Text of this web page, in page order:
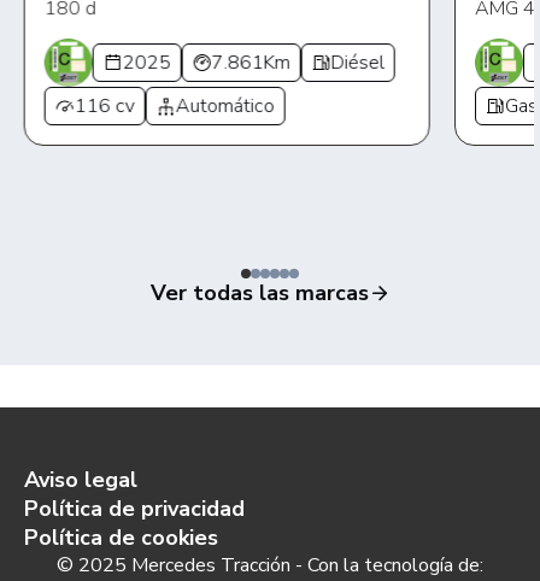
180 d
2025 7.861Km
Diésel
116 cv
Automático
AMG
Ver todas las marcas
Aviso legal
Política de privacidad
Política de cookies
© 2025 Mercedes Tracción - Con la tecnología de: